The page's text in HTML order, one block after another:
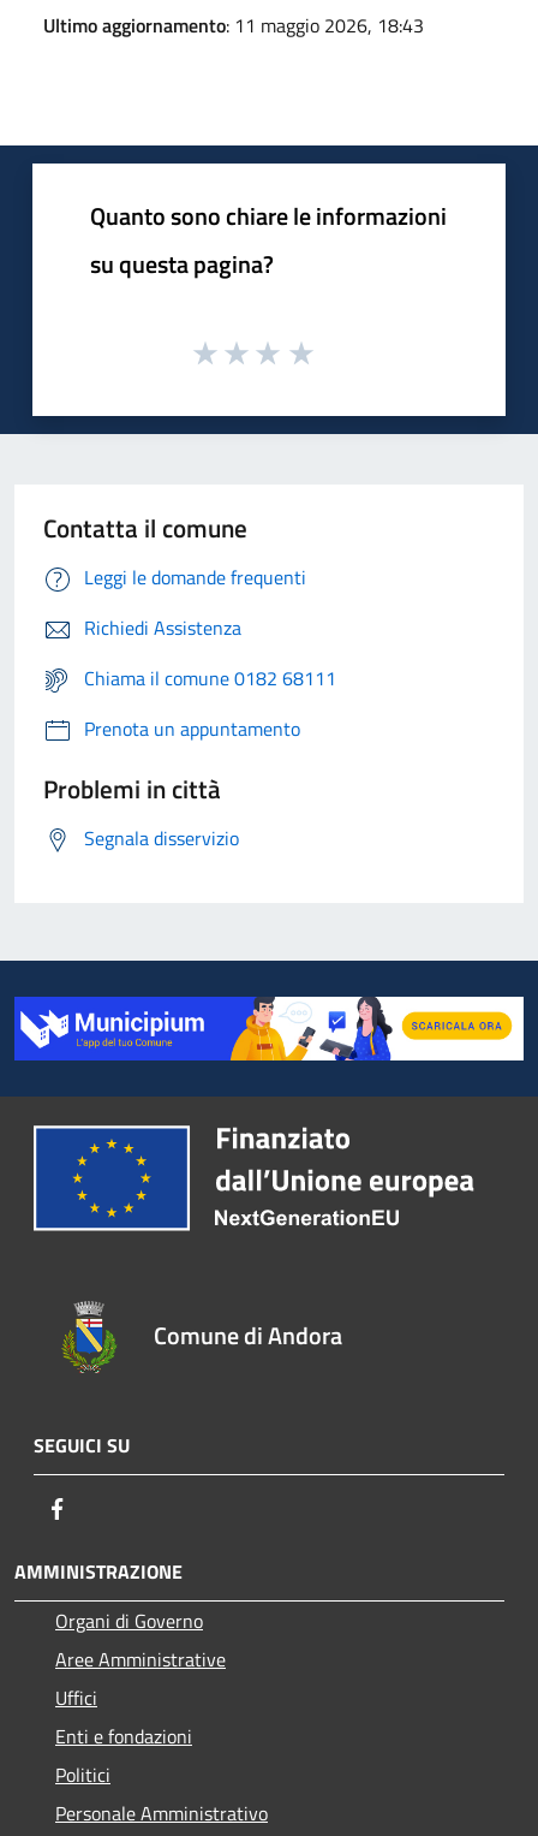
Ultimo aggiornamento: 11 maggio 2026, 18:43
Quanto sono chiare le informazioni
su questa pagina?
Contatta il comune
Leggi le domande frequenti
Richiedi Assistenza
Chiama il comune 0182 68111
Prenota un appuntamento
Problemi in città
Segnala disservizio
Comune di Andora
SEGUICI SU
AMMINISTRAZIONE
Organi di Governo
Aree Amministrative
Uffici
Enti e fondazioni
Politici
Personale Amministrativo